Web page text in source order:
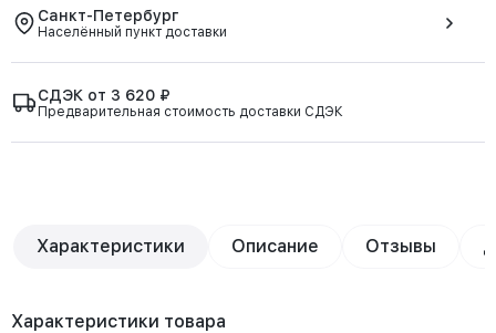
Санкт-Петербург
Населённый пункт доставки
СДЭК от 3 620 ₽
Предварительная стоимость доставки СДЭК
Характеристики Описание Отзывы
Характеристики товара